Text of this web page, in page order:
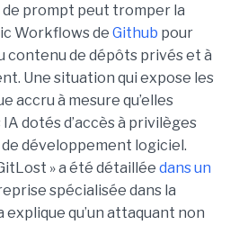
prompt peut tromper la
Workflows de Github pour
contenu de dépôts privés et à
Une situation qui expose les
accru à mesure qu’elles
dotés d’accès à privilèges
développement logiciel.
» a été détaillée dans un
spécialisée dans la
explique qu’un attaquant non